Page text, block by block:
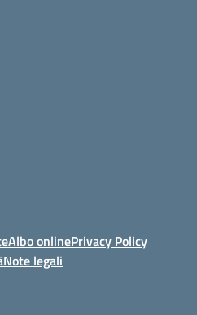
Albo onlinePrivacy Policy
Note legali